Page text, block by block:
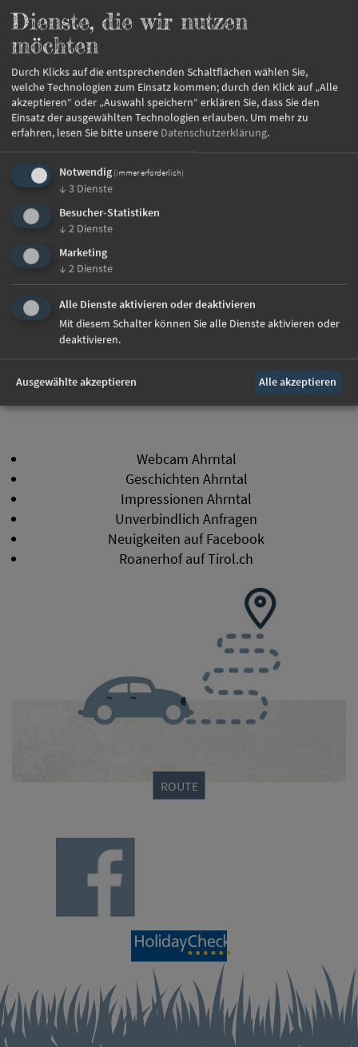
info@roanerhof.com
+39 0474 679291
Residenz Roanerhof
Oberpojen 30
39032 Ahornach / Südtirol
Webcam Ahrntal
Geschichten Ahrntal
Impressionen Ahrntal
Unverbindlich Anfragen
Neuigkeiten auf Facebook
Roanerhof auf Tirol.ch
ROUTE
Dienste, die wir nutzen
möchten
Durch Klicks auf die entsprechenden Schaltflächen wählen Sie,
welche Technologien zum Einsatz kommen; durch den Klick auf „Alle
akzeptieren“ oder „Auswahl speichern“ erklären Sie, dass Sie den
Einsatz der ausgewählten Technologien erlauben. Um mehr zu
erfahren, lesen Sie bitte unsere Datenschutzerklärung.
Notwendig (immer erforderlich)
↓ 3 Dienste
Besucher-Statistiken
↓ 2 Dienste
Marketing
↓ 2 Dienste
Alle Dienste aktivieren oder deaktivieren
Mit diesem Schalter können Sie alle Dienste aktivieren oder
deaktivieren.
Ausgewählte akzeptieren Alle akzeptieren